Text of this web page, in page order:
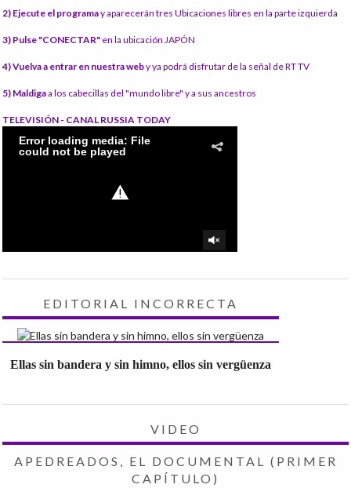
2) Ejecute el programay aparecerán tres Ubicaciones libres en la parte izquierda
3) Pulse "CONECTAR" en la ubicación JAPÓN
4) Vuelva a entrar en nuestra weby ya podrá disfrutar de la señal de RT TV
5) Maldigaa los cabecillas del "mundo libre" y a sus ancestros
TELEVISIÓN - CANAL RUSSIA TODAY
EDITORIAL INCORRECTA
Ellas sin bandera y sin himno, ellos sin vergüenza
VIDEO
APEDREADOS, EL DOCUMENTAL (PRIMER
CAPÍTULO)